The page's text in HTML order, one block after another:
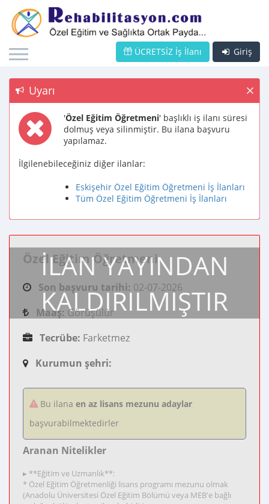
Giriş
ÜCRETSİZ İş İlanı
Uyarı
'Özel Eğitim Öğretmeni' başlıklı iş ilanı süresi
dolmuş veya silinmiştir. Bu ilana başvuru
yapılamaz.
İlgilenebileceğiniz diğer ilanlar:
Eskişehir Özel Eğitim Öğretmeni İş İlanları
Tüm Özel Eğitim Öğretmeni İş İlanları
İLAN YAYINDAN
KALDIRILMIŞTIR
Özel Eğitim Öğretmeni
Son başvuru tarihi: 02-07-2026
Maaş: Görüşülür
Tecrübe: Farketmez
Kurumun şehri:
Bu ilana en az lisans mezunu adaylar
başvurabilmektedirler
Aranan Nitelikler
▸ **Eğitim ve Uzmanlık**:
* Özel Eğitim Öğretmenliği lisans programı mezunu olmak
(Anadolu Üniversitesi Özel Eğitim Bölümü veya MEB'e bağlı